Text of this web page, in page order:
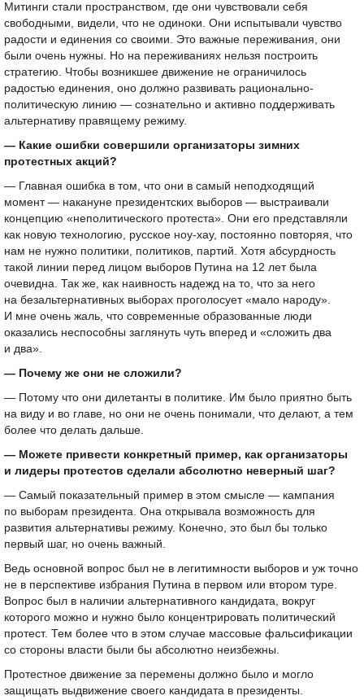
Митинги стали пространством, где они чувствовали себя
свободными, видели, что не одиноки. Они испытывали чувство
радости и единения со своими. Это важные переживания, они
были очень нужны. Но на переживаниях нельзя построить
стратегию. Чтобы возникшее движение не ограничилось
радостью единения, оно должно развивать рационально-
политическую линию — сознательно и активно поддерживать
альтернативу правящему режиму.
— Какие ошибки совершили организаторы зимних
протестных акций?
— Главная ошибка в том, что они в самый неподходящий
момент — накануне президентских выборов — выстраивали
концепцию «неполитического протеста». Они его представляли
как новую технологию, русское ноу-хау, постоянно повторяя, что
нам не нужно политики, политиков, партий. Хотя абсурдность
такой линии перед лицом выборов Путина на 12 лет была
очевидна. Так же, как наивность надежд на то, что за него
на безальтернативных выборах проголосует «мало народу».
И мне очень жаль, что современные образованные люди
оказались неспособны заглянуть чуть вперед и «сложить два
и два».
— Почему же они не сложили?
— Потому что они дилетанты в политике. Им было приятно быть
на виду и во главе, но они не очень понимали, что делают, а тем
более что делать дальше.
— Можете привести конкретный пример, как организаторы
и лидеры протестов сделали абсолютно неверный шаг?
— Самый показательный пример в этом смысле — кампания
по выборам президента. Она открывала возможность для
развития альтернативы режиму. Конечно, это был бы только
первый шаг, но очень важный.
Ведь основной вопрос был не в легитимности выборов и уж точно
не в перспективе избрания Путина в первом или втором туре.
Вопрос был в наличии альтернативного кандидата, вокруг
которого можно и нужно было концентрировать политический
протест. Тем более что в этом случае массовые фальсификации
со стороны власти были бы абсолютно неизбежны.
Протестное движение за перемены должно было и могло
защищать выдвижение своего кандидата в президенты.